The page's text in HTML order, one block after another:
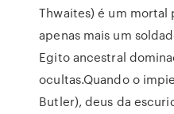
Thwaites) é um mortal
apenas mais um
Egito ancestral
ocultas.Quando o
Butler), deus da